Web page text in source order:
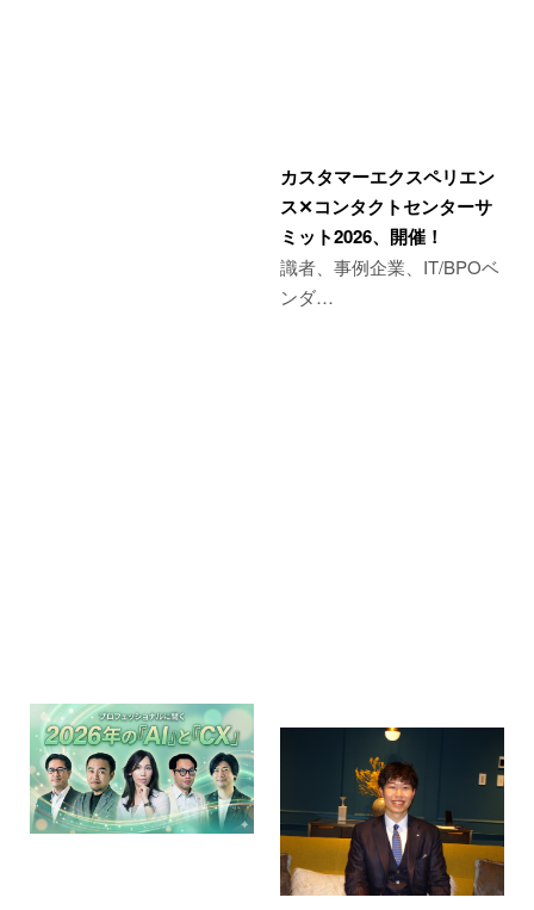
カスタマーエクスペリエン
ス✕コンタクトセンターサ
ミット2026、開催！
識者、事例企業、IT/BPOベ
ンダ…